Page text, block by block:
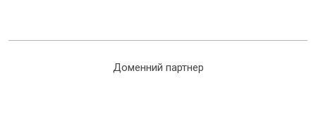
Доменний партнер